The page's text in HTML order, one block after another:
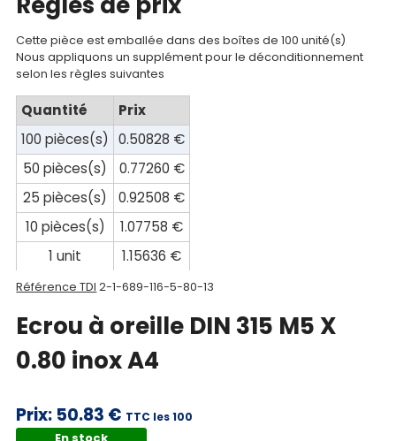
compte
Mon
panier
Contact
Cette pièce est emballée dans des boîtes de 100 unité(s)
Nous appliquons un supplément pour le déconditionnement
selon les règles suivantes
Quantité
Prix
100 pièces(s)
0.50828 €
50 pièces(s)
0.77260 €
25 pièces(s)
0.92508 €
10 pièces(s)
1.07758 €
1 unit
1.15636 €
Référence TDI 2-1-689-116-5-80-13
Ecrou à oreille DIN 315 M5 X
0.80 inox A4
Prix: 50.83 € TTC les 100